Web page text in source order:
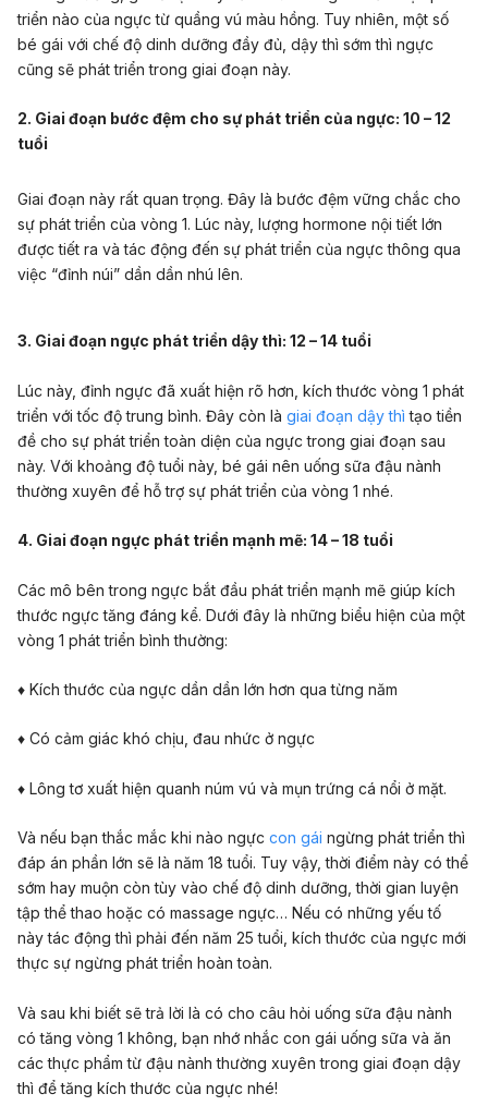
triển nào của ngực từ quầng vú màu hồng. Tuy nhiên, một số
bé gái với chế độ dinh dưỡng đầy đủ, dậy thì sớm thì ngực
cũng sẽ phát triển trong giai đoạn này.
2. Giai đoạn bước đệm cho sự phát triển của ngực: 10 – 12
tuổi
Giai đoạn này rất quan trọng. Đây là bước đệm vững chắc cho
sự phát triển của vòng 1. Lúc này, lượng hormone nội tiết lớn
được tiết ra và tác động đến sự phát triển của ngực thông qua
việc “đỉnh núi” dần dần nhú lên.
3. Giai đoạn ngực phát triển dậy thì: 12 – 14 tuổi
Lúc này, đỉnh ngực đã xuất hiện rõ hơn, kích thước vòng 1 phát
triển với tốc độ trung bình. Đây còn là giai đoạn dậy thì tạo tiền
đề cho sự phát triển toàn diện của ngực trong giai đoạn sau
này. Với khoảng độ tuổi này, bé gái nên uống sữa đậu nành
thường xuyên để hỗ trợ sự phát triển của vòng 1 nhé.
4. Giai đoạn ngực phát triển mạnh mẽ: 14 – 18 tuổi
Các mô bên trong ngực bắt đầu phát triển mạnh mẽ giúp kích
thước ngực tăng đáng kể. Dưới đây là những biểu hiện của một
vòng 1 phát triển bình thường:
♦ Kích thước của ngực dần dần lớn hơn qua từng năm
♦ Có cảm giác khó chịu, đau nhức ở ngực
♦ Lông tơ xuất hiện quanh núm vú và mụn trứng cá nổi ở mặt.
Và nếu bạn thắc mắc khi nào ngực con gái ngừng phát triển thì
đáp án phần lớn sẽ là năm 18 tuổi. Tuy vậy, thời điểm này có thể
sớm hay muộn còn tùy vào chế độ dinh dưỡng, thời gian luyện
tập thể thao hoặc có massage ngực… Nếu có những yếu tố
này tác động thì phải đến năm 25 tuổi, kích thước của ngực mới
thực sự ngừng phát triển hoàn toàn.
Và sau khi biết sẽ trả lời là có cho câu hỏi uống sữa đậu nành
có tăng vòng 1 không, bạn nhớ nhắc con gái uống sữa và ăn
các thực phẩm từ đậu nành thường xuyên trong giai đoạn dậy
thì để tăng kích thước của ngực nhé!